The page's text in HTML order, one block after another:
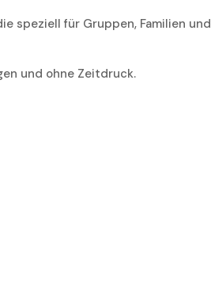
speziell für Gruppen, Familien und
und ohne Zeitdruck.